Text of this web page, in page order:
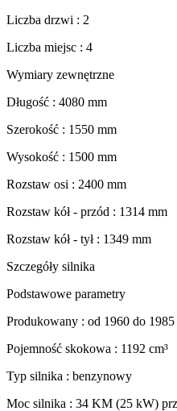
Liczba drzwi : 2
Liczba miejsc : 4
Wymiary zewnętrzne
Długość : 4080 mm
Szerokość : 1550 mm
Wysokość : 1500 mm
Rozstaw osi : 2400 mm
Rozstaw kół - przód : 1314 mm
Rozstaw kół - tył : 1349 mm
Szczegóły silnika
Podstawowe parametry
Produkowany : od 1960 do 1985
Pojemność skokowa : 1192 cm³
Typ silnika : benzynowy
Moc silnika : 34 KM (25 kW)